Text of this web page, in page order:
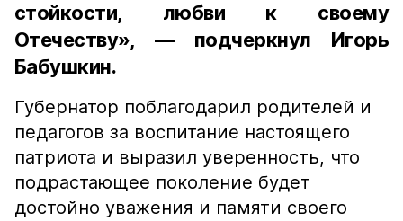
стойкости, любви к своему
Отечеству», — подчеркнул Игорь
Бабушкин.
Губернатор поблагодарил родителей и
педагогов за воспитание настоящего
патриота и выразил уверенность, что
подрастающее поколение будет
достойно уважения и памяти своего